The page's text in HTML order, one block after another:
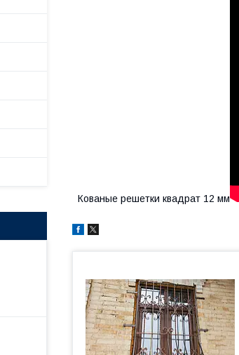
Кованые решетки квадрат 12 мм